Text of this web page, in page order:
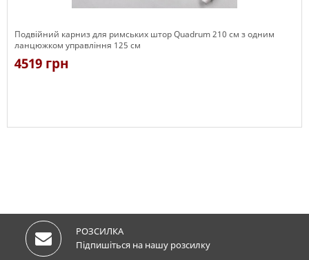
Подвійний карниз для римських штор Quadrum 210 см з одним
ланцюжком управління 125 см
4519 грн
РОЗСИЛКА
Підпишіться на нашу розсилку